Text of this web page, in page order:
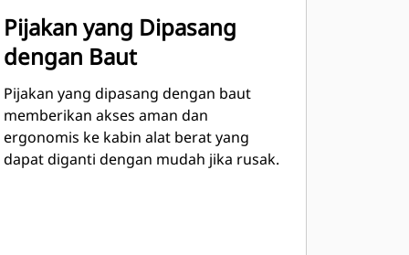
Pijakan yang Dipasang
dengan Baut
Pijakan yang dipasang dengan baut
memberikan akses aman dan
ergonomis ke kabin alat berat yang
dapat diganti dengan mudah jika rusak.